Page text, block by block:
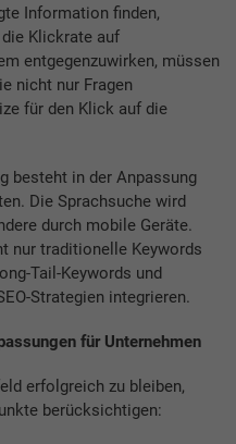
Information finden,
Klickrate auf
entgegenzuwirken, müssen
nicht nur Fragen
für den Klick auf die
besteht in der Anpassung
Die Sprachsuche wird
durch mobile Geräte.
nur traditionelle Keywords
Tail-Keywords und
Strategien integrieren.
für Unternehmen
erfolgreich zu bleiben,
berücksichtigen: